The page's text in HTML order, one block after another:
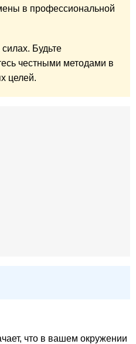
в профессиональной
Будьте
честными методами в
целей.
что в вашем окружении